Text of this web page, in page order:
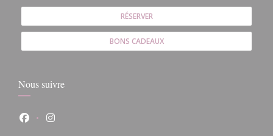
RÉSERVER
BONS CADEAUX
Nous suivre
Facebook ((ouvre une nouvelle fenêtre))
Instagram ((ouvre une nouvelle fenêtre))